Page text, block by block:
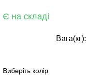
Є на складі
Вага(кг):
Виберіть колір